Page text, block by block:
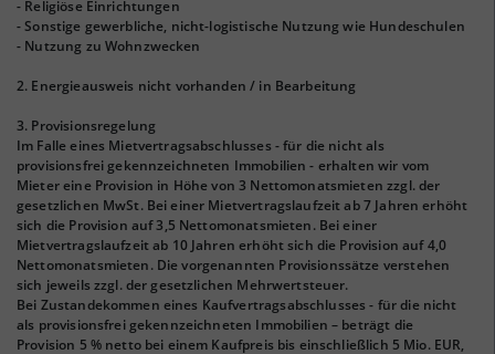
- Religiöse Einrichtungen
- Sonstige gewerbliche, nicht-logistische Nutzung wie Hundeschulen
- Nutzung zu Wohnzwecken
2. Energieausweis nicht vorhanden / in Bearbeitung
3. Provisionsregelung
Im Falle eines Mietvertragsabschlusses - für die nicht als
provisionsfrei gekennzeichneten Immobilien - erhalten wir vom
Mieter eine Provision in Höhe von 3 Nettomonatsmieten zzgl. der
gesetzlichen MwSt. Bei einer Mietvertragslaufzeit ab 7 Jahren erhöht
sich die Provision auf 3,5 Nettomonatsmieten. Bei einer
Mietvertragslaufzeit ab 10 Jahren erhöht sich die Provision auf 4,0
Nettomonatsmieten. Die vorgenannten Provisionssätze verstehen
sich jeweils zzgl. der gesetzlichen Mehrwertsteuer.
Bei Zustandekommen eines Kaufvertragsabschlusses - für die nicht
als provisionsfrei gekennzeichneten Immobilien – beträgt die
Provision 5 % netto bei einem Kaufpreis bis einschließlich 5 Mio. EUR,